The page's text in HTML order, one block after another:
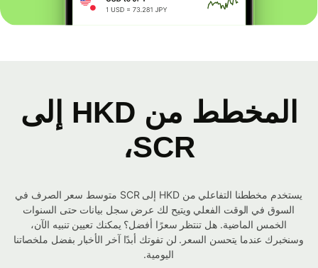
المخطط من HKD إلى
SCR،
يستخدم مخططنا التفاعلي من HKD إلى SCR متوسط ​​سعر الصرف في
السوق في الوقت الفعلي ويتيح لك عرض سجل بيانات حتى السنوات
الخمس الماضية. هل تنتظر سعرًا أفضل؟ يمكنك تعيين تنبيه الآن،
وسنخبرك عندما يتحسن السعر. لن تفوتك أبدًا آخر الأخبار بفضل ملخصاتنا
اليومية.